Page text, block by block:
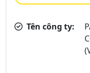
Tên công ty: